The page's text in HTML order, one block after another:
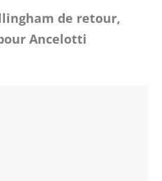
de retour,
Ancelotti